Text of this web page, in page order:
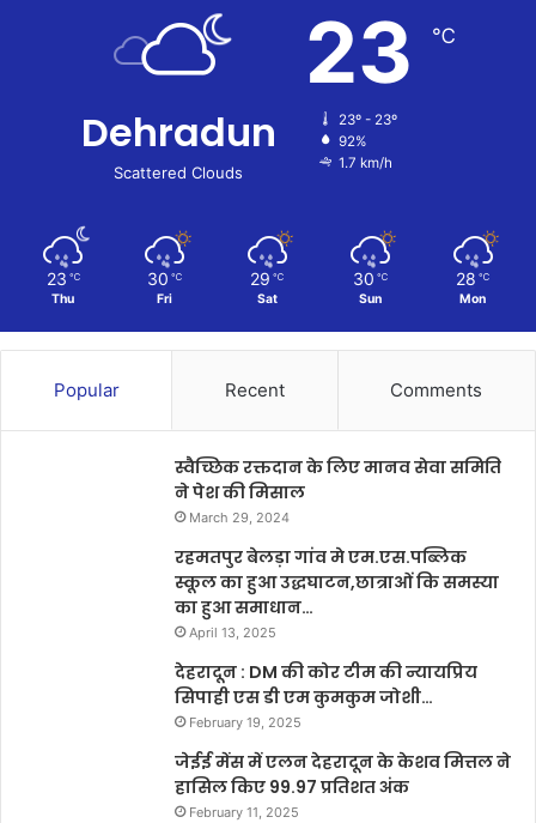
Dehradun
Scattered Clouds
23 ℃
23º - 23º
92%
1.7 km/h
23 ℃
Thu
30 ℃
Fri
29 ℃
Sat
30 ℃
Sun
28 ℃
Mon
Popular Recent Comments
स्वैच्छिक रक्तदान के लिए मानव सेवा समिति
ने पेश की मिसाल
March 29, 2024
रहमतपुर बेलड़ा गांव मे एम.एस.पब्लिक
स्कूल का हुआ उद्धघाटन,छात्राओं कि समस्या
का हुआ समाधान…
April 13, 2025
देहरादून : DM की कोर टीम की न्यायप्रिय
सिपाही एस डी एम कुमकुम जोशी…
February 19, 2025
जेईई मेंस में एलन देहरादून के केशव मित्तल ने
हासिल किए 99.97 प्रतिशत अंक
February 11, 2025